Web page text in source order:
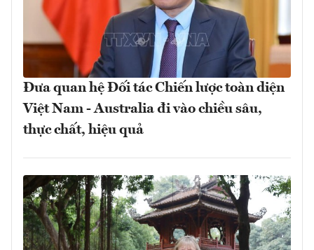
Đưa quan hệ Đối tác Chiến lược toàn diện
Việt Nam - Australia đi vào chiều sâu,
thực chất, hiệu quả